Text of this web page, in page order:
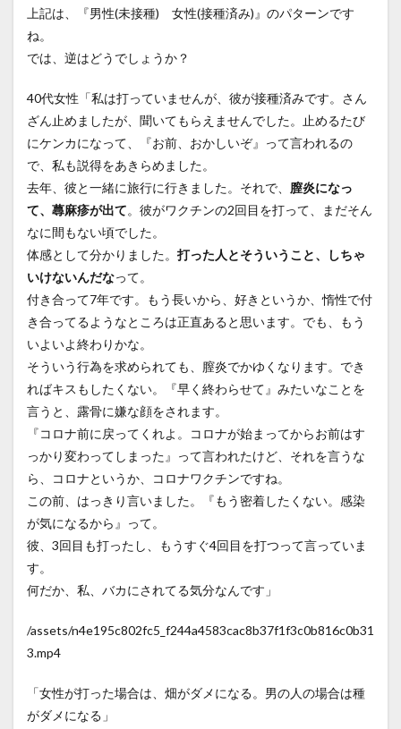
上記は、『男性(未接種) 女性(接種済み)』のパターンです
ね。
では、逆はどうでしょうか？
40代女性「私は打っていませんが、彼が接種済みです。さん
ざん止めましたが、聞いてもらえませんでした。止めるたび
にケンカになって、『お前、おかしいぞ』って言われるの
で、私も説得をあきらめました。
去年、彼と一緒に旅行に行きました。それで、 膣炎になっ
て、蕁麻疹が出て。彼がワクチンの2回目を打って、まだそん
なに間もない頃でした。
体感として分かりました。 打った人とそういうこと、しちゃ
いけないんだなって。
付き合って7年です。もう長いから、好きというか、惰性で付
き合ってるようなところは正直あると思います。でも、もう
いよいよ終わりかな。
そういう行為を求められても、膣炎でかゆくなります。でき
ればキスもしたくない。『早く終わらせて』みたいなことを
言うと、露骨に嫌な顔をされます。
『コロナ前に戻ってくれよ。コロナが始まってからお前はす
っかり変わってしまった』って言われたけど、それを言うな
ら、コロナというか、コロナワクチンですね。
この前、はっきり言いました。『もう密着したくない。感染
が気になるから』って。
彼、3回目も打ったし、もうすぐ4回目を打つって言っていま
す。
何だか、私、バカにされてる気分なんです」
/assets/n4e195c802fc5_f244a4583cac8b37f1f3c0b816c0b31
3.mp4
「女性が打った場合は、畑がダメになる。男の人の場合は種
がダメになる」